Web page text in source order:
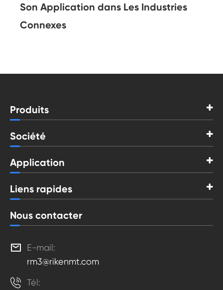
Son Application dans Les Industries
Connexes
Produits
Société
Application
Liens rapides
Nous contacter

E-mail:
rm3@rikenmt.com
 Tél: